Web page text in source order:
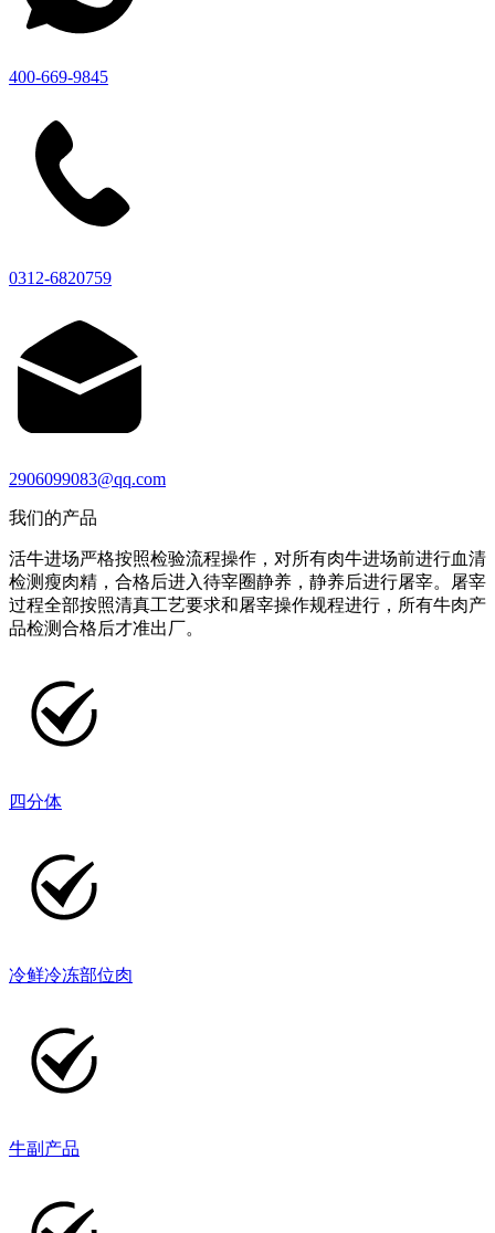
400-669-9845
0312-6820759
2906099083@qq.com
我们的产品
活牛进场严格按照检验流程操作，对所有肉牛进场前进行血清
检测瘦肉精，合格后进入待宰圈静养，静养后进行屠宰。屠宰
过程全部按照清真工艺要求和屠宰操作规程进行，所有牛肉产
品检测合格后才准出厂。
四分体
冷鲜冷冻部位肉
牛副产品